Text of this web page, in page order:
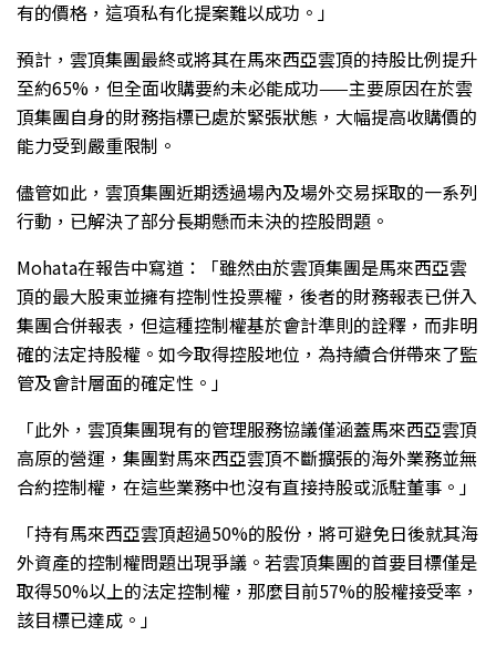
有的價格，這項私有化提案難以成功。」
預計，雲頂集團最終或將其在馬來西亞雲頂的持股比例提升
至約65%，但全面收購要約未必能成功——主要原因在於雲
頂集團自身的財務指標已處於緊張狀態，大幅提高收購價的
能力受到嚴重限制。
儘管如此，雲頂集團近期透過場內及場外交易採取的一系列
行動，已解決了部分長期懸而未決的控股問題。
Mohata在報告中寫道：「雖然由於雲頂集團是馬來西亞雲
頂的最大股東並擁有控制性投票權，後者的財務報表已併入
集團合併報表，但這種控制權基於會計準則的詮釋，而非明
確的法定持股權。如今取得控股地位，為持續合併帶來了監
管及會計層面的確定性。」
「此外，雲頂集團現有的管理服務協議僅涵蓋馬來西亞雲頂
高原的營運，集團對馬來西亞雲頂不斷擴張的海外業務並無
合約控制權，在這些業務中也沒有直接持股或派駐董事。」
「持有馬來西亞雲頂超過50%的股份，將可避免日後就其海
外資產的控制權問題出現爭議。若雲頂集團的首要目標僅是
取得50%以上的法定控制權，那麼目前57%的股權接受率，
該目標已達成。」